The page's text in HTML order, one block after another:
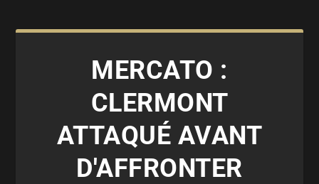
MERCATO :
CLERMONT
ATTAQUÉ AVANT
D'AFFRONTER